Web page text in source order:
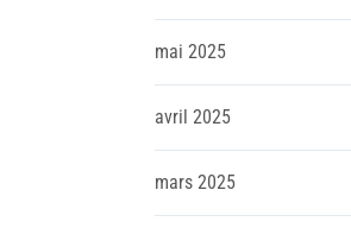
mai 2025
avril 2025
mars 2025